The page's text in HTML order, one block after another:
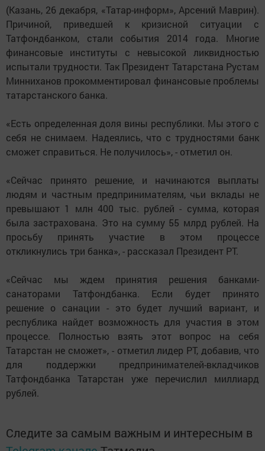
(Казань, 26 декабря, «Татар-информ», Арсений Маврин).
Причиной, приведшей к кризисной ситуации с
Татфондбанком, стали события 2014 года. Многие
финансовые институты с невысокой ликвидностью
испытали трудности. Так Президент Татарстана Рустам
Минниханов прокомментировал финансовые проблемы
татарстанского банка.
«Есть определенная доля вины республики. Мы этого с
себя не снимаем. Надеялись, что с трудностями банк
сможет справиться. Не получилось», - отметил он.
«Сейчас принято решение, и начинаются выплаты
людям и частным предпринимателям, чьи вклады не
превышают 1 млн 400 тыс. рублей - сумма, которая
была застрахована. Это на сумму 55 млрд рублей. На
просьбу принять участие в этом процессе
откликнулись три банка», - рассказал Президент РТ.
«Сейчас мы ждем принятия решения банками-
санаторами Татфондбанка. Если будет принято
решение о санации - это будет лучший вариант, и
республика найдет возможность для участия в этом
процессе. Полностью взять этот вопрос на себя
Татарстан не сможет», - отметил лидер РТ, добавив, что
для поддержки предпринимателей-вкладчиков
Татфондбанка Татарстан уже перечислил миллиард
рублей.
Следите за самым важным и интересным в